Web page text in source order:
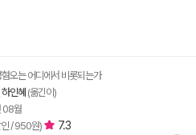
오는 어디에서 비롯되는가
하인혜 (옮긴이)
08월
/ 950원) 7.3